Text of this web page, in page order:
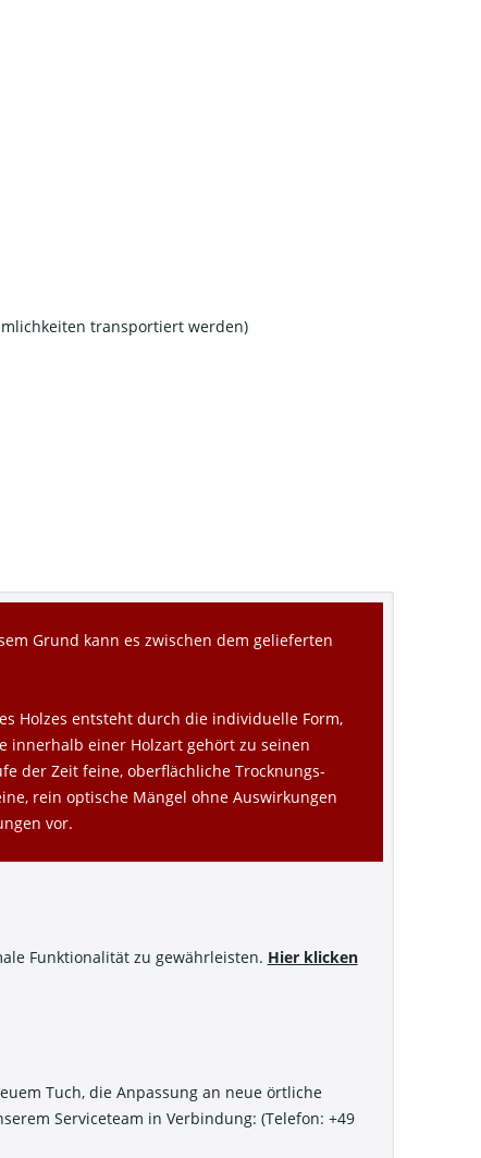
transportiert werden)
Grund kann es zwischen dem gelieferten
Holzes entsteht durch die individuelle Form,
innerhalb einer Holzart gehört zu seinen
der Zeit feine, oberflächliche Trocknungs-
rein optische Mängel ohne Auswirkungen
vor.
Funktionalität zu gewährleisten. Hier klicken
Tuch, die Anpassung an neue örtliche
Serviceteam in Verbindung: (Telefon: +49